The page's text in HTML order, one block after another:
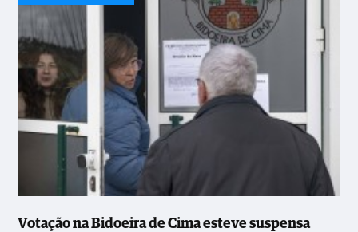
Votação na Bidoeira de Cima esteve suspensa